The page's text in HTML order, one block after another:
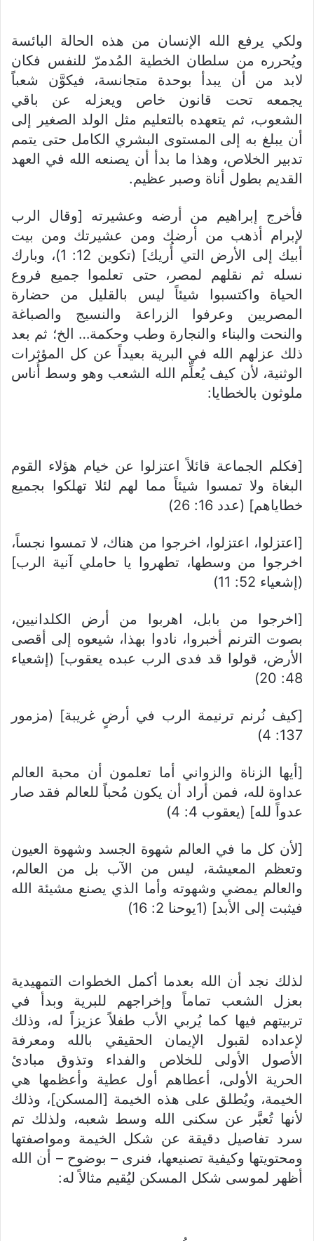
ولكي يرفع الله الإنسان من هذه الحالة البائسة
ويُحرره من سلطان الخطية المُدمرّ للنفس فكان
لابد من أن يبدأ بوحدة متجانسة، فيكوَّن شعباً
يجمعه تحت قانون خاص ويعزله عن باقي
الشعوب، ثم يتعهده بالتعليم مثل الولد الصغير إلى
أن يبلغ به إلى المستوى البشري الكامل حتى يتمم
تدبير الخلاص، وهذا ما بدأ أن يصنعه الله في العهد
القديم بطول أناة وصبر عظيم.
فأخرج إبراهيم من أرضه وعشيرته [وقال الرب
لإبرام أذهب من أرضك ومن عشيرتك ومن بيت
أبيك إلى الأرض التي أُريك] (تكوين 12: 1)، وبارك
نسله ثم نقلهم لمصر، حتى تعلموا جميع فروع
الحياة واكتسبوا شيئاً ليس بالقليل من حضارة
المصريين وعرفوا الزراعة والنسيج والصباغة
والنحت والبناء والنجارة وطب وحكمة… الخ؛ ثم بعد
ذلك عزلهم الله في البرية بعيداً عن كل المؤثرات
الوثنية، لأن كيف يُعلِّم الله الشعب وهو وسط أُناس
ملوثون بالخطايا:
[فكلم الجماعة قائلاً اعتزلوا عن خيام هؤلاء القوم
البغاة ولا تمسوا شيئاً مما لهم لئلا تهلكوا بجميع
خطاياهم] (عدد 16: 26)
[اعتزلوا، اعتزلوا، اخرجوا من هناك، لا تمسوا نجساً،
اخرجوا من وسطها، تطهروا يا حاملي آنية الرب]
(إشعياء 52: 11)
[اخرجوا من بابل، اهربوا من أرض الكلدانيين،
بصوت الترنم أخبروا، نادوا بهذا، شيعوه إلى أقصى
الأرض، قولوا قد فدى الرب عبده يعقوب] (إشعياء
48: 20)
[كيف نُرنم ترنيمة الرب في أرضٍ غريبة] (مزمور
137: 4)
[أيها الزناة والزواني أما تعلمون أن محبة العالم
عداوة لله، فمن أراد أن يكون مُحباً للعالم فقد صار
عدواً لله] (يعقوب 4: 4)
[لأن كل ما في العالم شهوة الجسد وشهوة العيون
وتعظم المعيشة، ليس من الآب بل من العالم،
والعالم يمضي وشهوته وأما الذي يصنع مشيئة الله
فيثبت إلى الأبد] (1يوحنا 2: 16)
لذلك نجد أن الله بعدما أكمل الخطوات التمهيدية
بعزل الشعب تماماً وإخراجهم للبرية وبدأ في
تربيتهم فيها كما يُربي الأب طفلاً عزيزاً له، وذلك
لإعداده لقبول الإيمان الحقيقي بالله ومعرفة
الأصول الأولى للخلاص والفداء وتذوق مبادئ
الحرية الأولى، أعطاهم أول عطية وأعظمها هي
الخيمة، ويُطلق على هذه الخيمة [المسكن]، وذلك
لأنها تُعبَّر عن سكنى الله وسط شعبه، ولذلك تم
سرد تفاصيل دقيقة عن شكل الخيمة ومواصفتها
ومحتويتها وكيفية تصنيعها، فنرى – بوضوح – أن الله
أظهر لموسى شكل المسكن ليُقيم مثالاً له: